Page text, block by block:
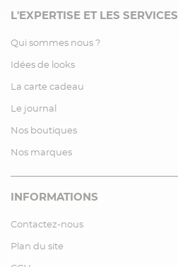
L'EXPERTISE ET LES SERVICES
Qui sommes nous ?
Idées de looks
La carte cadeau
Le journal
Nos boutiques
Nos marques
INFORMATIONS
Contactez-nous
Plan du site